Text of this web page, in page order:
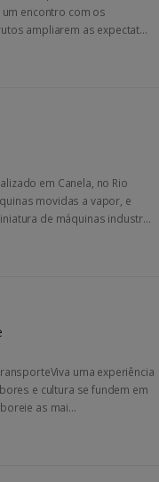
encontro com os
ampliarem as expectat...
em Canela, no Rio
movidas a vapor, e
de máquinas industr...
uma experiência
e cultura se fundem em
as mai...